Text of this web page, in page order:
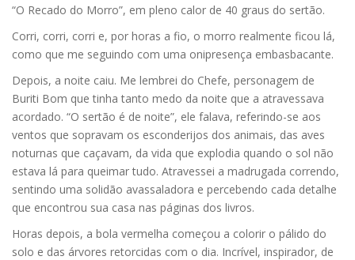
“O Recado do Morro”, em pleno calor de 40 graus do sertão.
Corri, corri, corri e, por horas a fio, o morro realmente ficou lá,
como que me seguindo com uma onipresença embasbacante.
Depois, a noite caiu. Me lembrei do Chefe, personagem de
Buriti Bom que tinha tanto medo da noite que a atravessava
acordado. “O sertão é de noite”, ele falava, referindo-se aos
ventos que sopravam os esconderijos dos animais, das aves
noturnas que caçavam, da vida que explodia quando o sol não
estava lá para queimar tudo. Atravessei a madrugada correndo,
sentindo uma solidão avassaladora e percebendo cada detalhe
que encontrou sua casa nas páginas dos livros.
Horas depois, a bola vermelha começou a colorir o pálido do
solo e das árvores retorcidas com o dia. Incrível, inspirador, de